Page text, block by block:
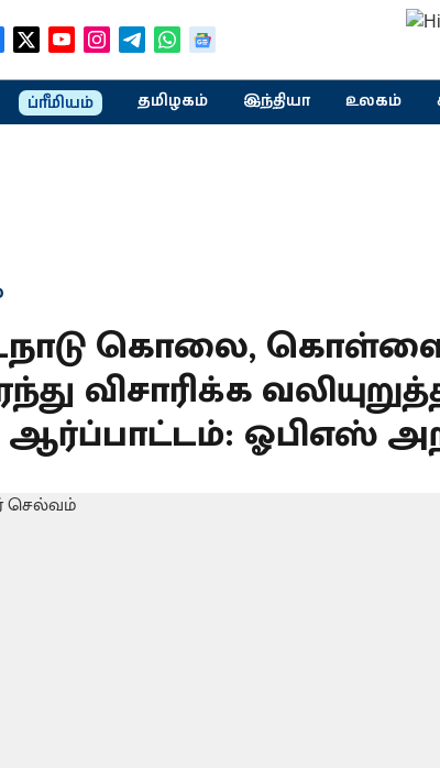
ப்ரீமியம் தமிழகம் இந்தியா உலகம்
கொலை,
விசாரிக்க
ஆர்ப்பாட்டம்: ஓபிஎஸ்